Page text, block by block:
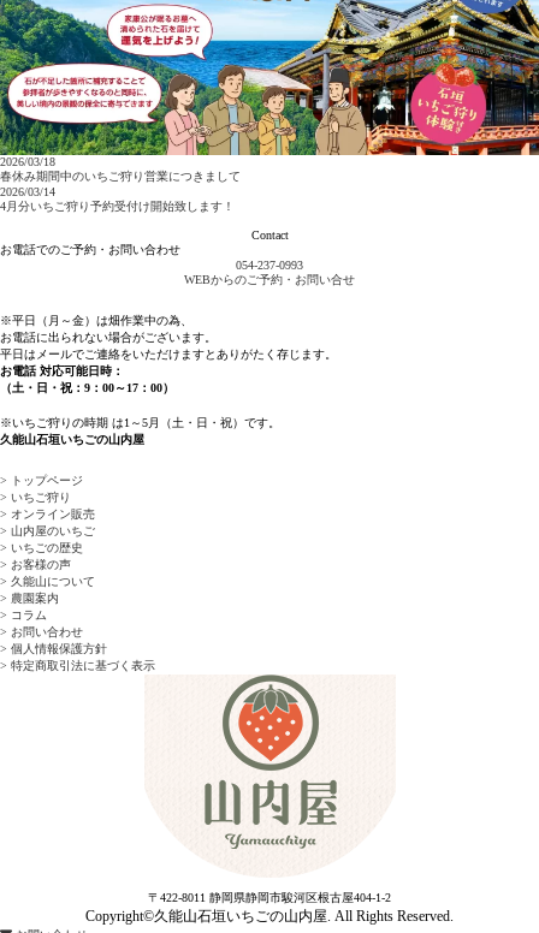
2026/03/18
春休み期間中のいちご狩り営業につきまして
2026/03/14
4月分いちご狩り予約受付け開始致します！
Contact
お電話でのご予約・お問い合わせ
054-237-0993
WEBからのご予約・お問い合せ
※平⽇（⽉～⾦）は畑作業中の為、
お電話に出られない場合がございます。
平日はメールでご連絡をいただけますとありがたく存じます。
お電話 対応可能日時：
（⼟・⽇・祝：9：00～17：00）
※いちご狩りの時期 は1～5⽉（⼟・⽇・祝）です。
久能山石垣いちごの山内屋
> トップページ
> いちご狩り
> オンライン販売
> 山内屋のいちご
> いちごの歴史
> お客様の声
> 久能山について
> 農園案内
> コラム
> お問い合わせ
> 個人情報保護方針
> 特定商取引法に基づく表示
〒422-8011 静岡県静岡市駿河区根古屋404-1-2
Copyright©久能山石垣いちごの山内屋. All Rights Reserved.